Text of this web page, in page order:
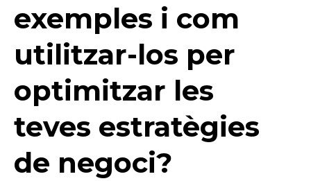
exemples i com
utilitzar-los per
optimitzar les
teves estratègies
de negoci?